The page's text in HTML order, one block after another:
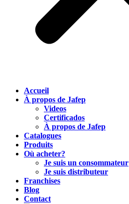
Accueil
À propos de Jafep
Videos
Certificados
À propos de Jafep
Catalogues
Produits
Où acheter?
Je suis un consommateur
Je suis distributeur
Franchises
Blog
Contact